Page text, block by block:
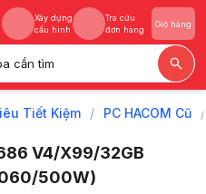
Xây dựng
cấu hình
Tra cứu
đơn hàng
Giỏ hàng
cần tìm
Xây dựng
Tra cứu
Tiết Kiệm / PC HACOM Cũ /
V4/X99/32GB
500W)